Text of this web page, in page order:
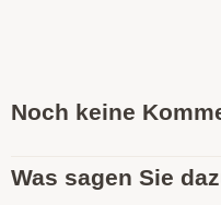
Noch keine
Was sagen Sie